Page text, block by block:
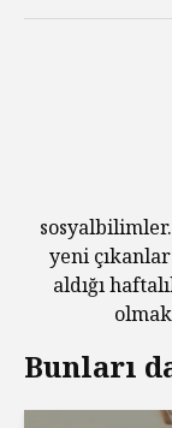
yeni
aldığı
Bunları